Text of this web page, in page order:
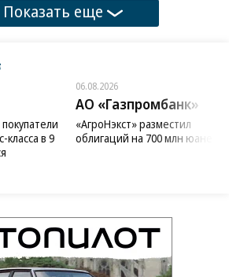
Показать еще
в 9
06.08.2026
АО «Газпромбанк»
«АгроНэкст» разместил
облигаций на 700 млн юаней